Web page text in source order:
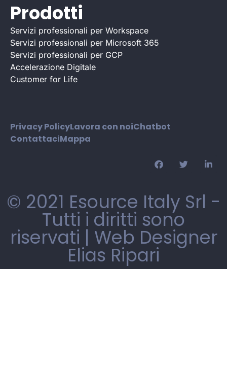
Prodotti
Servizi professionali per Workspace
Servizi professionali per Microsoft 365
Servizi professionali per GCP
Accelerazione Digitale
Customer for Life
Privacy PolicyLavora con noiChatbot
ContattaciMappa
© 2021 Esource Italy Srl -
Tutti i diritti sono
riservati | Web Designer
Elias Ripari